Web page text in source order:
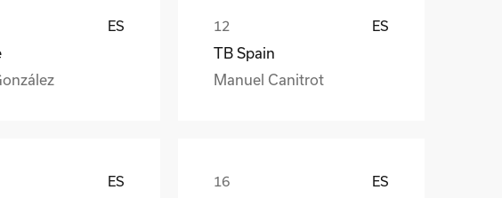
ES ES
TB Spain
Manuel Canitrot
ES ES